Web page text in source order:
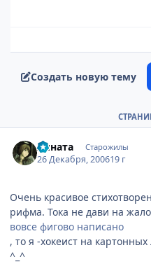
Создать новую тему
Хината Старожилы
26 Декабря, 200619 г
Очень красивое
рифма. Тока не дави на
вовсе фигово написано
, то я -хокеист на
^_^